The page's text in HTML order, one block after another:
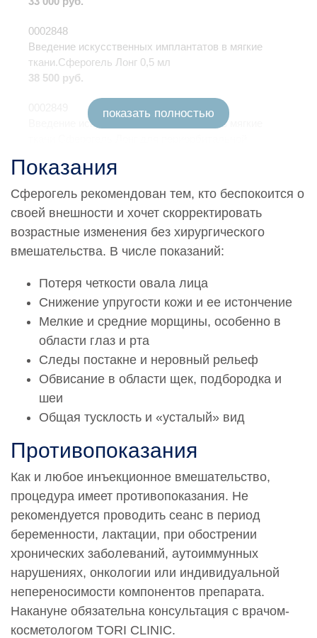
показать полностью
0002848
Введение искусственных имплантатов в мягкие
ткани.Сферогель Лонг 0,5 мл
38 500 руб.
Введение искусственных имплантатов в мягкие
41 800 руб.
* По заявке Потребителя (Заказчика) может быть
предоставлена дополнительная услуга — «Срочная
услуга». Услуга предоставления срочной услуги:
врачом-специалистом время, оплачивается с учетом
коэффициента, равного 2,5 к установленной стоимости
соответствующей услуги.
Обращаем Ваше внимание на то, что вся
представленная на сайте информация не является
публичной офертой, определяемой положениями
статьи 437 Гражданского кодекса РФ. Сведения о
ценах на услуги Клиники, а также изображения услуг на
фотографиях, представленных на сайте, носят
получения более полной информации о стоимости
услуг Вы можете обратиться к администратору
Клиники по адресу: 115419, Москва, 3-й Донской
проезд, дом 1 или по телефону:+7-495-728-77-55
Показания
Сферогель рекомендован тем, кто беспокоится о
своей внешности и хочет скорректировать
возрастные изменения без хирургического
вмешательства. В числе показаний:
Потеря четкости овала лица
Снижение упругости кожи и ее истончение
Мелкие и средние морщины, особенно в
области глаз и рта
Следы постакне и неровный рельеф
Обвисание в области щек, подбородка и
шеи
Общая тусклость и «усталый» вид
Противопоказания
Как и любое инъекционное вмешательство,
процедура имеет противопоказания. Не
рекомендуется проводить сеанс в период
беременности, лактации, при обострении
хронических заболеваний, аутоиммунных
нарушениях, онкологии или индивидуальной
непереносимости компонентов препарата.
Накануне обязательна консультация с врачом-
косметологом TORI CLINIC.